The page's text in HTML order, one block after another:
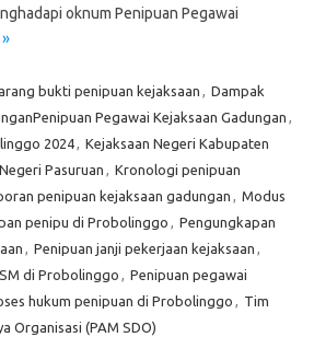
oknum Penipuan Pegawai
bukti penipuan kejaksaan , Dampak
Pegawai Kejaksaan Gadungan ,
2024, Kejaksaan Negeri Kabupaten
Pasuruan , Kronologi penipuan
penipuan kejaksaan gadungan , Modus
penipu di Probolinggo , Pengungkapan
, Penipuan janji pekerjaan kejaksaan ,
di Probolinggo , Penipuan pegawai
hukum penipuan di Probolinggo , Tim
Organisasi (PAM SDO)